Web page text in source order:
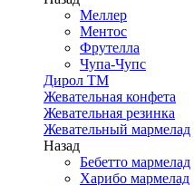
Меллер
Ментос
Фрутелла
Чупа-Чупс
Дирол ТМ
Жевательная конфета
Жевательная резинка
Жевательный мармелад
Назад
Бебетто мармелад
Харибо мармелад